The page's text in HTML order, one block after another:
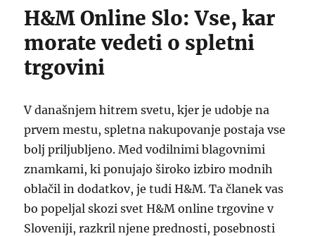
H&M Online Slo: Vse, kar
morate vedeti o spletni
trgovini
V današnjem hitrem svetu, kjer je udobje na
prvem mestu, spletna nakupovanje postaja vse
bolj priljubljeno. Med vodilnimi blagovnimi
znamkami, ki ponujajo široko izbiro modnih
oblačil in dodatkov, je tudi H&M. Ta članek vas
bo popeljal skozi svet H&M online trgovine v
Sloveniji, razkril njene prednosti, posebnosti